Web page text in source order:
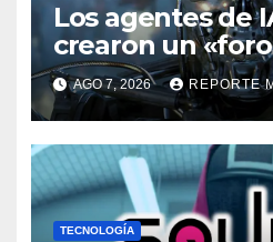
Los agentes de
crearon un
para rebelarse
hackeos a
AGO 7, 2026 REPORTE
TECNOLOGÍA